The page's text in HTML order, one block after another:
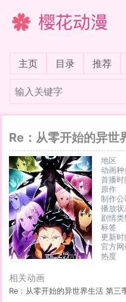
樱花动漫
主页(current)
目录 推荐
Re：从零开始的异世
地区
动画种
首播时
原作
制作公
播放状
剧情类
标签
更新时
官方网
热度
相关动画
Re：从零开始的异世界生活 第三